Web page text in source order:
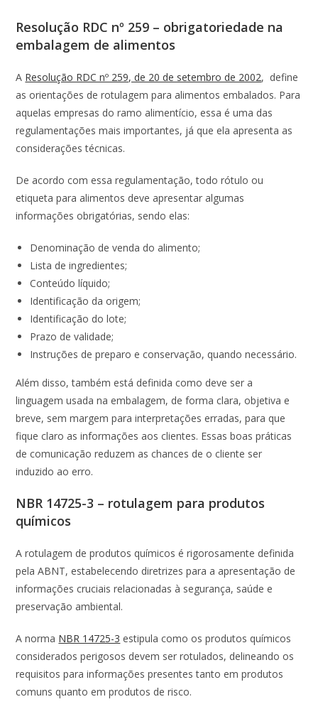
Resolução RDC nº 259 – obrigatoriedade na
embalagem de alimentos
A Resolução RDC nº 259, de 20 de setembro de 2002, define
as orientações de rotulagem para alimentos embalados. Para
aquelas empresas do ramo alimentício, essa é uma das
regulamentações mais importantes, já que ela apresenta as
considerações técnicas.
De acordo com essa regulamentação, todo rótulo ou
etiqueta para alimentos deve apresentar algumas
informações obrigatórias, sendo elas:
Denominação de venda do alimento;
Lista de ingredientes;
Conteúdo líquido;
Identificação da origem;
Identificação do lote;
Prazo de validade;
Instruções de preparo e conservação, quando necessário.
Além disso, também está definida como deve ser a
linguagem usada na embalagem, de forma clara, objetiva e
breve, sem margem para interpretações erradas, para que
fique claro as informações aos clientes. Essas boas práticas
de comunicação reduzem as chances de o cliente ser
induzido ao erro.
NBR 14725-3 – rotulagem para produtos
químicos
A rotulagem de produtos químicos é rigorosamente definida
pela ABNT, estabelecendo diretrizes para a apresentação de
informações cruciais relacionadas à segurança, saúde e
preservação ambiental.
A norma NBR 14725-3 estipula como os produtos químicos
considerados perigosos devem ser rotulados, delineando os
requisitos para informações presentes tanto em produtos
comuns quanto em produtos de risco.